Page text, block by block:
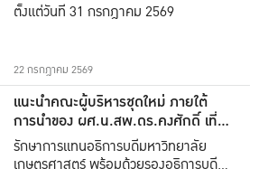
ตั้งแต่วันที่ 31 กรกฎาคม 2569
22 กรกฎาคม 2569
แนะนำคณะผู้บริหารชุดใหม่ ภายใต้
การนำของ ผศ.น.สพ.ดร.คงศักดิ์ เที่ยง
ธรรม
รักษาการแทนอธิการบดีมหาวิทยาลัย
เกษตรศาสตร์ พร้อมด้วยรองอธิการบดีทั้ง